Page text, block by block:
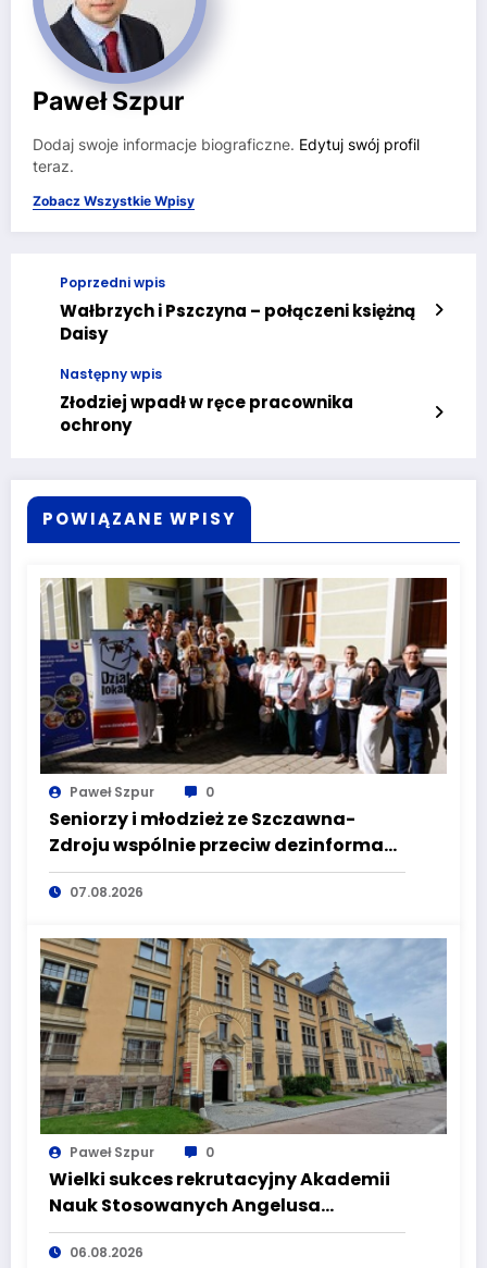
Paweł Szpur
Dodaj swoje informacje biograficzne. Edytuj swój profil
teraz.
Zobacz Wszystkie Wpisy
Poprzedni wpis
Wałbrzych i Pszczyna – połączeni księżną
Daisy
Następny wpis
Złodziej wpadł w ręce pracownika
ochrony
POWIĄZANE WPISY
Paweł Szpur 0
Seniorzy i młodzież ze Szczawna-
Zdroju wspólnie przeciw dezinformacji
i manipulacji
07.08.2026
Paweł Szpur 0
Wielki sukces rekrutacyjny Akademii
Nauk Stosowanych Angelusa
Silesiusa! Uczelnia bije rekordy, ale Ty
wciąż masz szansę – weź udział w II
06.08.2026